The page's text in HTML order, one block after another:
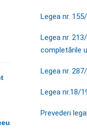
Legea nr.
Legea nr.
completările
Legea nr.
Legea nr.18/
Prevederi